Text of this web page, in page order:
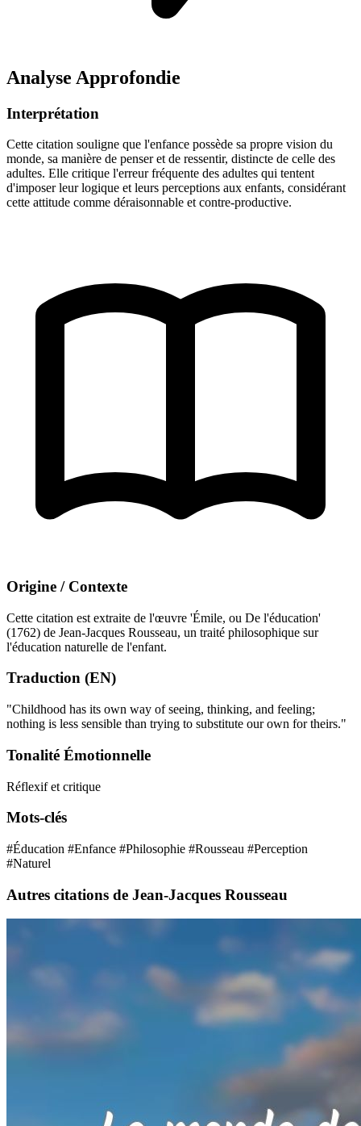
Analyse Approfondie
Interprétation
Cette citation souligne que l'enfance possède sa propre vision du
monde, sa manière de penser et de ressentir, distincte de celle des
adultes. Elle critique l'erreur fréquente des adultes qui tentent
d'imposer leur logique et leurs perceptions aux enfants, considérant
cette attitude comme déraisonnable et contre-productive.
Origine / Contexte
Cette citation est extraite de l'œuvre 'Émile, ou De l'éducation'
(1762) de Jean-Jacques Rousseau, un traité philosophique sur
l'éducation naturelle de l'enfant.
Traduction (EN)
"Childhood has its own way of seeing, thinking, and feeling;
nothing is less sensible than trying to substitute our own for theirs."
Tonalité Émotionnelle
Réflexif et critique
Mots-clés
#Éducation #Enfance #Philosophie #Rousseau #Perception
#Naturel
Autres citations de Jean-Jacques Rousseau